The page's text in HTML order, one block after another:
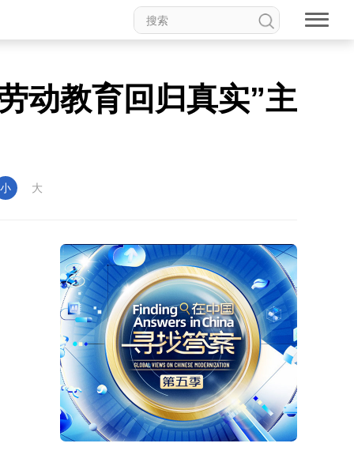
动教育回归真实”主
小 大